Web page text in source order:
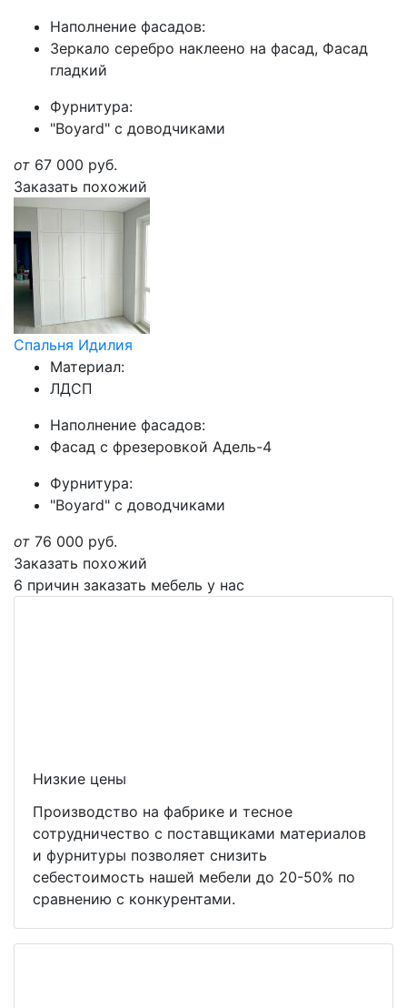
Наполнение фасадов:
Зеркало серебро наклеено на фасад, Фасад
гладкий
Фурнитура:
"Boyard" с доводчиками
от 67 000 руб.
Заказать похожий
Спальня Идилия
Материал:
ЛДСП
Наполнение фасадов:
Фасад с фрезеровкой Адель-4
Фурнитура:
"Boyard" с доводчиками
от 76 000 руб.
Заказать похожий
6 причин заказать мебель у нас
Низкие цены
Производство на фабрике и тесное
сотрудничество с поставщиками материалов
и фурнитуры позволяет снизить
себестоимость нашей мебели до 20-50% по
сравнению с конкурентами.